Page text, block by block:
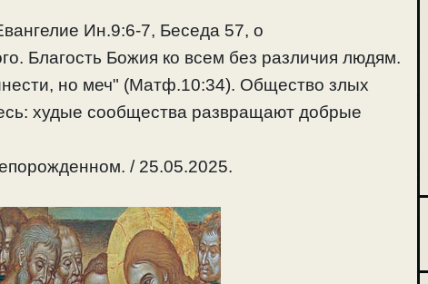
Ин.9:6-7, Беседа 57, о
Благость Божия ко всем без различия людям.
но меч" (Матф.10:34). Общество злых
худые сообщества развращают добрые
/ 25.05.2025.